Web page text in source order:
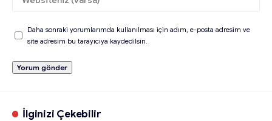
Daha sonraki yorumlarımda kullanılması için adım, e-posta adresim ve
site adresim bu tarayıcıya kaydedilsin.
İlginizi Çekebilir